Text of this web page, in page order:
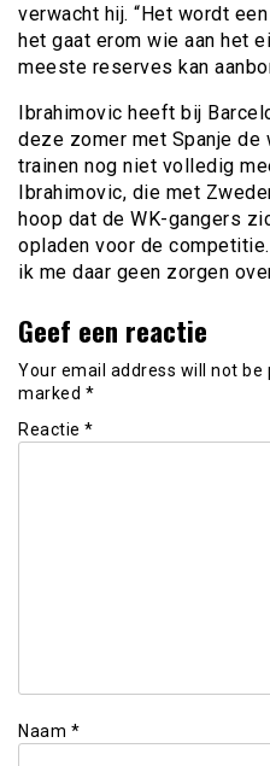
verwacht hij. “Het wordt
het gaat erom wie aan het
meeste reserves kan
Ibrahimovic heeft bij
deze zomer met Spanje de
trainen nog niet volledig
Ibrahimovic, die met
hoop dat de WK-gangers
opladen voor de
ik me daar geen zorgen
Geef een reactie
Your email address will not be
marked *
Reactie *
Naam *